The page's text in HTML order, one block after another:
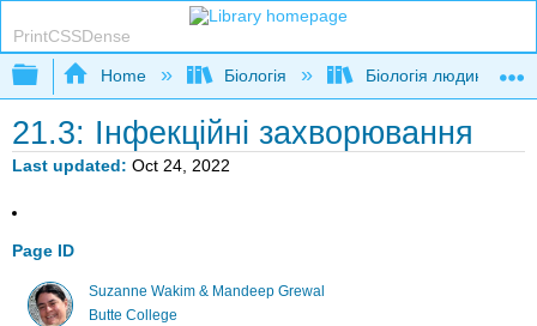
PrintCSSDense
Expand/collapse global hierarchy
Home Біологія Біологія людини
21.3: Інфекційні захворювання
Last updated Oct 24, 2022
Page ID
Suzanne Wakim & Mandeep Grewal
Butte College